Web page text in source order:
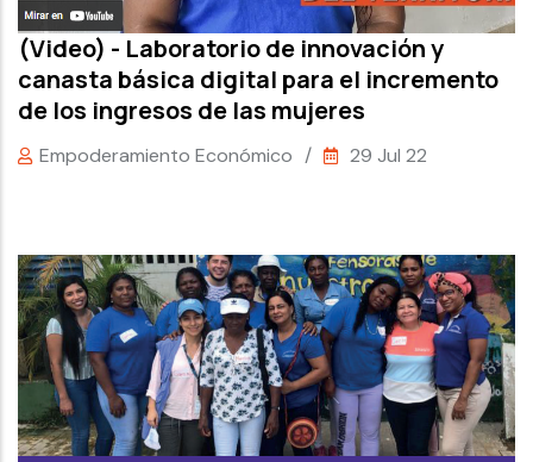
(Video) - Laboratorio de innovación y
canasta básica digital para el incremento
de los ingresos de las mujeres
Empoderamiento Económico / 29 Jul 22